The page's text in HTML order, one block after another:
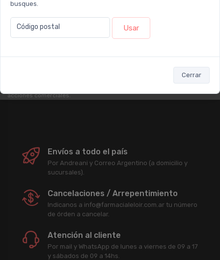
busques.
Código postal Usar
Cerrar
Newsletter
Subscribirme
acciones comerciales.
Envíos a todo el país
Por Andreani y Correo Argentino (a domicilio y
sucursales).
Cancelaciones / Arrepentimiento
Indicanos a info@farmacialeloir.com.ar tu número
de órden a cancelar.
Atención al cliente
Por mail y WhatsApp de lunes a viernes de 09 a 17
y sábados de 09 a 14hs.